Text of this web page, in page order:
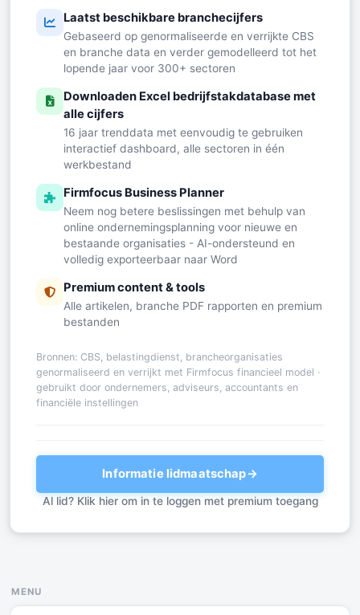
Laatst beschikbare branchecijfers
Gebaseerd op genormaliseerde en verrijkte CBS
en branche data en verder gemodelleerd tot het
lopende jaar voor 300+ sectoren
Downloaden Excel bedrijfstakdatabase met
alle cijfers
16 jaar trenddata met eenvoudig te gebruiken
interactief dashboard, alle sectoren in één
werkbestand
Firmfocus Business Planner
Neem nog betere beslissingen met behulp van
online ondernemingsplanning voor nieuwe en
bestaande organisaties - AI-ondersteund en
volledig exporteerbaar naar Word
Premium content & tools
Alle artikelen, branche PDF rapporten en premium
bestanden
Bronnen: CBS, belastingdienst, brancheorganisaties
genormaliseerd en verrijkt met Firmfocus financieel model ·
gebruikt door ondernemers, adviseurs, accountants en
financiële instellingen
Informatie lidmaatschap→
Al lid? Klik hier om in te loggen met premium toegang
MENU